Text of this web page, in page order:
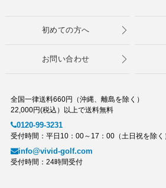
初めての方へ
お問い合わせ
全国一律送料660円（沖縄、離島を除く）
22,000円(税込）以上で送料無料
0120-99-3231
受付時間：平日10：00～17：00（土日祝を除く
info@vivid-golf.com
受付時間：24時間受付